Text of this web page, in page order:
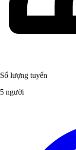
Số lượng tuyển
5 người